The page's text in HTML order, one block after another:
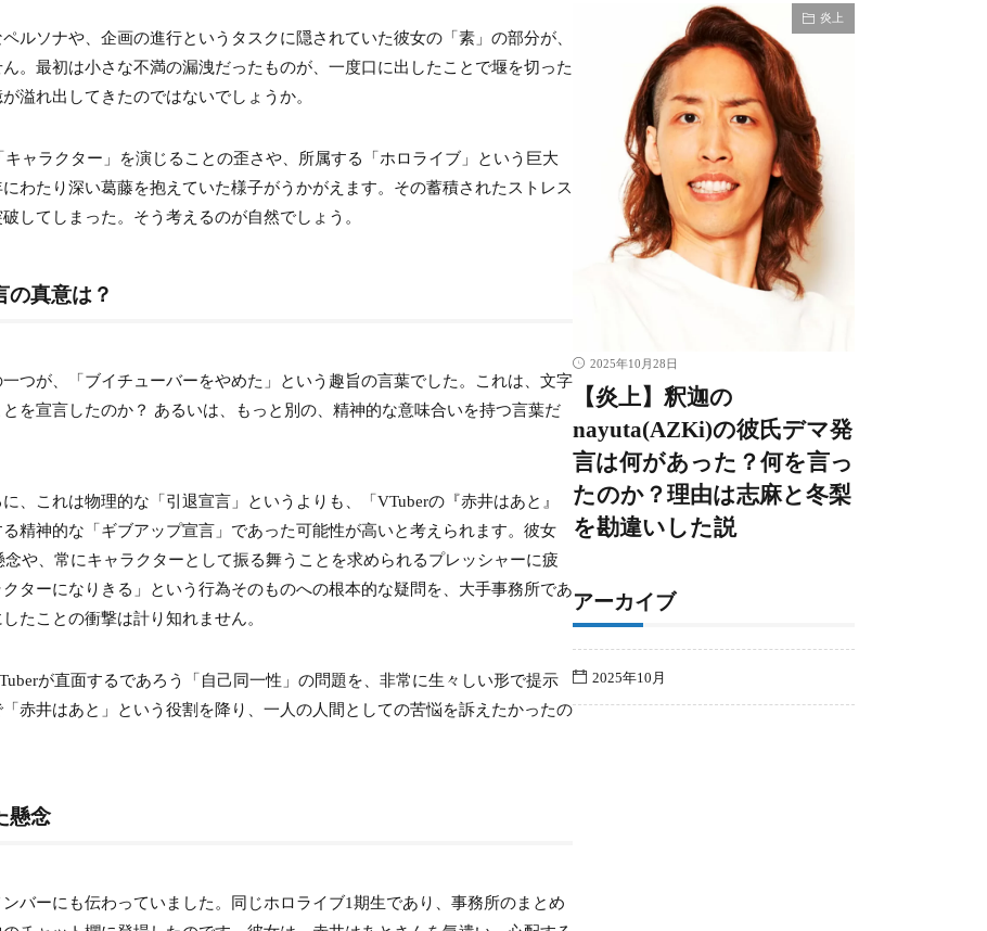
外れ」の記憶
住経験
ンの存在
しそうだね」
などの切り抜きが赤井はあとさんに与えた精神的ダメージ
在とそれを笑うリスナー
の疑問
イベートと苦難に満ちた生い立ち
過去
限界
らない」
はあと
ルソナや、企画の進行というタスクに隠されていた彼女の「素」の部分が、
。最初は小さな不満の漏洩だったものが、一度口に出したことで堰を切った
溢れ出してきたのではないでしょうか。
ャラクター」を演じることの歪さや、所属する「ホロライブ」という巨大
わたり深い葛藤を抱えていた様子がうかがえます。その蓄積されたストレス
してしまった。そう考えるのが自然でしょう。
の真意は？
つが、「ブイチューバーをやめた」という趣旨の言葉でした。これは、文字
を宣言したのか？ あるいは、もっと別の、精神的な意味合いを持つ言葉だ
、これは物理的な「引退宣言」というよりも、「VTuberの『赤井はあと』
精神的な「ギブアップ宣言」であった可能性が高いと考えられます。彼女
や、常にキャラクターとして振る舞うことを求められるプレッシャーに疲
ターになりきる」という行為そのものへの根本的な疑問を、大手事務所であ
たことの衝撃は計り知れません。
が直面するであろう「自己同一性」の問題を、非常に生々しい形で提示
赤井はあと」という役割を降り、一人の人間としての苦悩を訴えたかったの
懸念
バーにも伝わっていました。同じホロライブ1期生であり、事務所のまとめ
炎上
2025年10月28日
【炎上】釈迦の
nayuta(AZKi)の彼氏デマ発
言は何があった？何を言っ
たのか？理由は志麻と冬梨
を勘違いした説
アーカイブ
2025年10月